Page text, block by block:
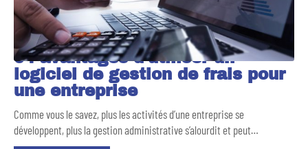
04 avantages d’utiliser un
logiciel de gestion de frais pour
une entreprise
Comme vous le savez, plus les activités d’une entreprise se
développent, plus la gestion administrative s’alourdit et peut…